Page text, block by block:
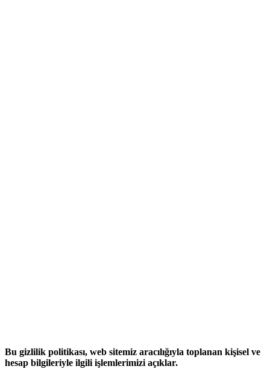
Bu gizlilik politikası, web sitemiz aracılığıyla toplanan kişisel ve
hesap bilgileriyle ilgili işlemlerimizi açıklar.